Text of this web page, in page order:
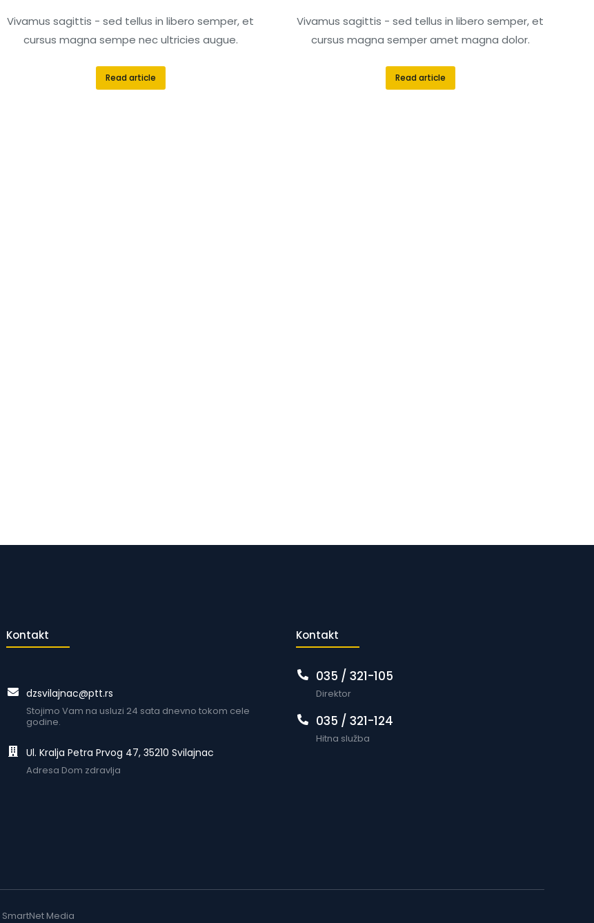
Vivamus sagittis - sed tellus in libero semper, et
cursus magna sempe nec ultricies augue.
Read article
Vivamus sagittis - sed tellus in libero semper, et
cursus magna semper amet magna dolor.
Read article
Kontakt
dzsvilajnac@ptt.rs
Stojimo Vam na usluzi 24 sata dnevno tokom cele
godine.
Ul. Kralja Petra Prvog 47, 35210 Svilajnac
Adresa Dom zdravlja
Kontakt
035 / 321-105
Direktor
035 / 321-124
Hitna služba
SmartNet Media